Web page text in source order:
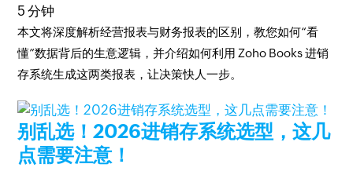
5 分钟
本文将深度解析经营报表与财务报表的区别，教您如何“看
懂”数据背后的生意逻辑，并介绍如何利用 Zoho Books 进销
存系统生成这两类报表，让决策快人一步。
别乱选！2026进销存系统选型，这几
点需要注意！